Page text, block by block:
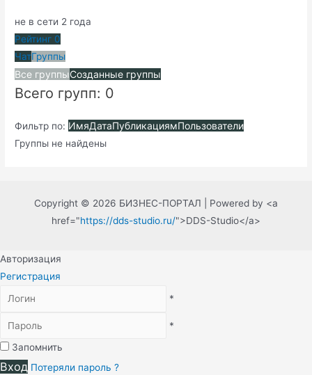
не в сети 2 года
Рейтинг 0
ЧатГруппы
Все группыСозданные группы
Всего групп: 0
Фильтр по: ИмяДатаПубликациямПользователи
Группы не найдены
Copyright © 2026 БИЗНЕС-ПОРТАЛ | Powered by <a
href="https://dds-studio.ru/">DDS-Studio</a>
Авторизация
Регистрация
*
*
Запомнить
Вход Потеряли пароль ?